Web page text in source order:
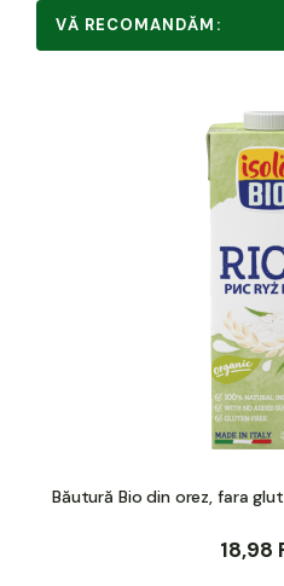
VĂ RECOMANDĂM:
Băutură Bio din orez, fara
18,98